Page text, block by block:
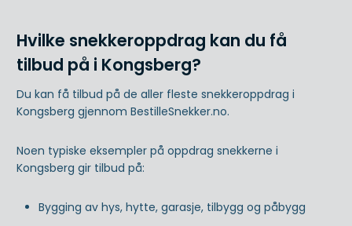
Hvilke snekkeroppdrag kan du få
tilbud på i Kongsberg?
Du kan få tilbud på de aller fleste snekkeroppdrag i
Kongsberg gjennom BestilleSnekker.no.
Noen typiske eksempler på oppdrag snekkerne i
Kongsberg gir tilbud på:
Bygging av hys, hytte, garasje, tilbygg og påbygg